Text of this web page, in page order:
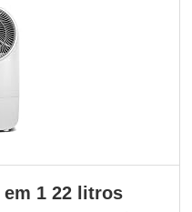
em 1 22 litros